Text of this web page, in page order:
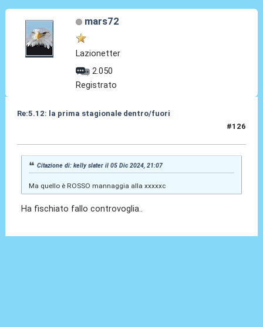
mars72
Lazionetter
2.050
Registrato
Re:5.12: la prima stagionale dentro/fuori
#126
Citazione di: kelly slater il 05 Dic 2024, 21:07
Ma quello è ROSSO mannaggia alla xxxxxc
Ha fischiato fallo controvoglia..